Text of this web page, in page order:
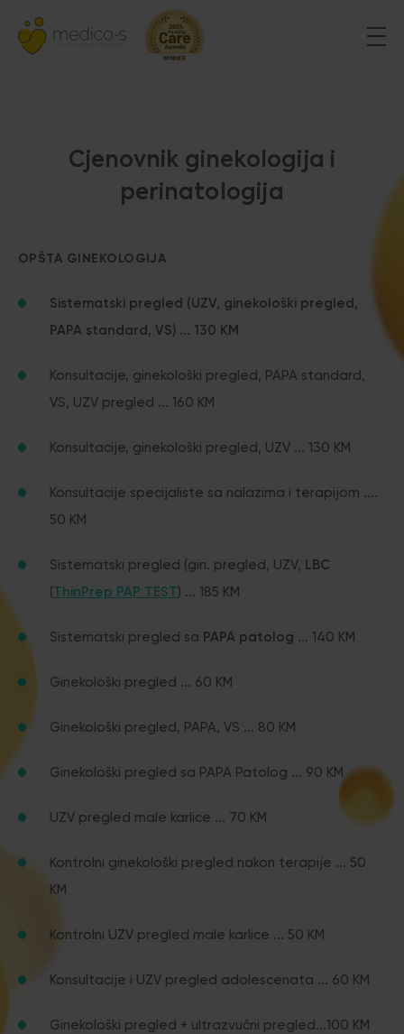
Cjenovnik ginekologija i
perinatologija
OPŠTA GINEKOLOGIJA
Sistematski pregled (UZV, ginekološki pregled,
PAPA standard, VS) ... 130 KM
Konsultacije, ginekološki pregled, PAPA standard,
VS, UZV pregled ... 160 KM
Konsultacije, ginekološki pregled, UZV ... 130 KM
Konsultacije specijaliste sa nalazima i terapijom ....
50 KM
Sistematski pregled (gin. pregled, UZV, LBC
(ThinPrep PAP TEST) ... 185 KM
Sistematski pregled sa PAPA patolog ... 140 KM
Ginekološki pregled ... 60 KM
Ginekološki pregled, PAPA, VS ... 80 KM
Ginekološki pregled sa PAPA Patolog ... 90 KM
UZV pregled male karlice ... 70 KM
Kontrolni ginekološki pregled nakon terapije ... 50
KM
Kontrolni UZV pregled male karlice ... 50 KM
Konsultacije i UZV pregled adolescenata ... 60 KM
Ginekološki pregled + ultrazvučni pregled...100 KM